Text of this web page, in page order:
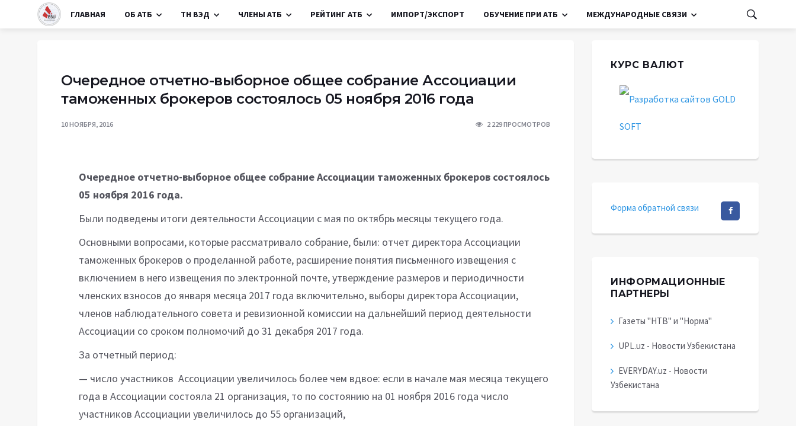
ГЛАВНАЯ ОБ АТБ ТН ВЭД ЧЛЕНЫ АТБ РЕЙТИНГ АТБ ИМПОРТ/ЭКСПОРТ ОБУЧЕНИЕ ПРИ АТБ МЕЖДУНАРОДНЫЕ СВЯЗИ
Очередное отчетно-выборное общее собрание Ассоциации
таможенных брокеров состоялось 05 ноября 2016 года
10 НОЯБРЯ, 2016 2 229 ПРОСМОТРОВ
Очередное отчетно-выборное общее собрание Ассоциации таможенных брокеров состоялось
05 ноября 2016 года.
Были подведены итоги деятельности Ассоциации с мая по октябрь месяцы текущего года.
Основными вопросами, которые рассматривало собрание, были: отчет директора Ассоциации
таможенных брокеров о проделанной работе, расширение понятия письменного извещения с
включением в него извещения по электронной почте, утверждение размеров и периодичности
членских взносов до января месяца 2017 года включительно, выборы директора Ассоциации,
членов наблюдательного совета и ревизионной комиссии на дальнейший период деятельности
Ассоциации со сроком полномочий до 31 декабря 2017 года.
За отчетный период:
— число участников Ассоциации увеличилось более чем вдвое: если в начале мая месяца текущего
года в Ассоциации состояла 21 организация, то по состоянию на 01 ноября 2016 года число
участников Ассоциации увеличилось до 55 организаций,
КУРС ВАЛЮТ
Форма обратной связи
ИНФОРМАЦИОННЫЕ
ПАРТНЕРЫ
Газеты "НТВ" и "Норма"
UPL.uz - Новости Узбекистана
EVERYDAY.uz - Новости
Узбекистана